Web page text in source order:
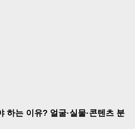
하는 이유? 얼굴·실물·콘텐츠 분